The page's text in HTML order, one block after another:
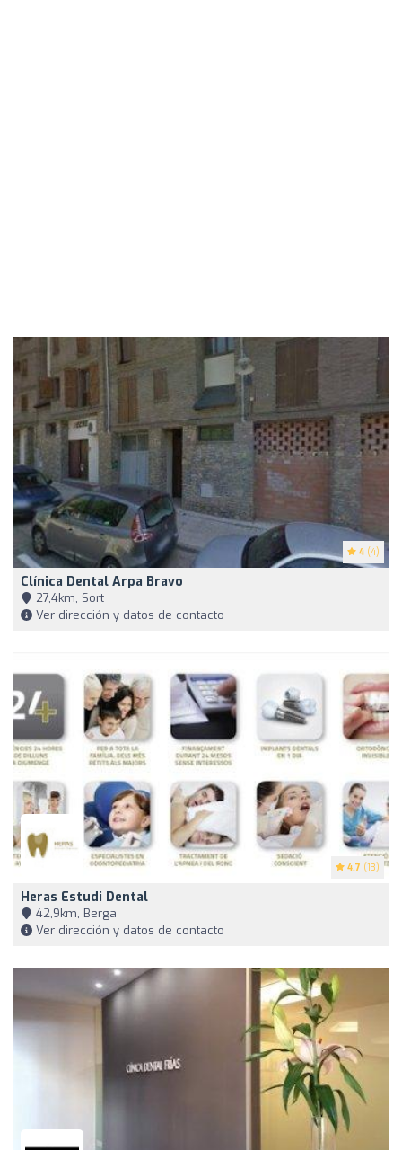
4 (4)
Clínica Dental Arpa Bravo
27,4km, Sort
Ver dirección y datos de contacto
4.7 (13)
Heras Estudi Dental
42,9km, Berga
Ver dirección y datos de contacto